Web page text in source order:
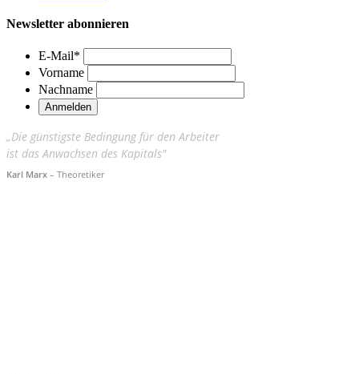
Newsletter abonnieren
E-Mail*
Vorname
Nachname
„Die günstigste Bedingung für den Arbeiter
ist das Anwachsen des Kapitals"
Karl Marx – Theoretiker